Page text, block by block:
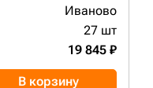
Иваново
27 шт
19 845 ₽
В корзину